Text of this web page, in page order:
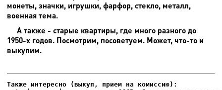
монеты, значки, игрушки, фарфор, стекло, металл,
военная тема.
А также - старые квартиры, где много разного до
1950-х годов. Посмотрим, посоветуем. Может, что-то и
выкупим.